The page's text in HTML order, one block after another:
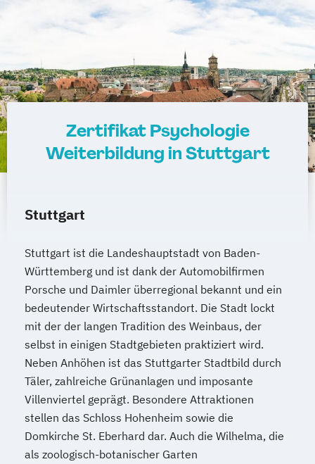
Zertifikat Psychologie
Weiterbildung in Stuttgart
Stuttgart
Stuttgart ist die Landeshauptstadt von Baden-
Württemberg und ist dank der Automobilfirmen
Porsche und Daimler überregional bekannt und ein
bedeutender Wirtschaftsstandort. Die Stadt lockt
mit der der langen Tradition des Weinbaus, der
selbst in einigen Stadtgebieten praktiziert wird.
Neben Anhöhen ist das Stuttgarter Stadtbild durch
Täler, zahlreiche Grünanlagen und imposante
Villenviertel geprägt. Besondere Attraktionen
stellen das Schloss Hohenheim sowie die
Domkirche St. Eberhard dar. Auch die Wilhelma, die
als zoologisch-botanischer Garten